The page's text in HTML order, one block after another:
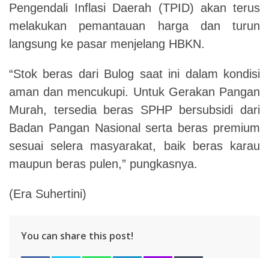
Pengendali Inflasi Daerah (TPID) akan terus
melakukan pemantauan harga dan turun
langsung ke pasar menjelang HBKN.
“Stok beras dari Bulog saat ini dalam kondisi
aman dan mencukupi. Untuk Gerakan Pangan
Murah, tersedia beras SPHP bersubsidi dari
Badan Pangan Nasional serta beras premium
sesuai selera masyarakat, baik beras karau
maupun beras pulen,” pungkasnya.
(Era Suhertini)
You can share this post!